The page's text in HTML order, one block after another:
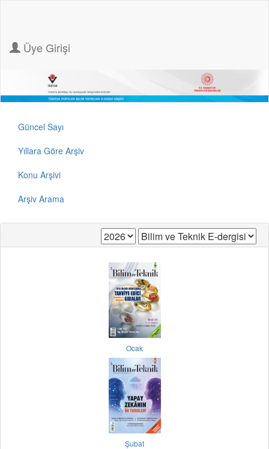
Üye Girişi
Güncel Sayı
Yıllara Göre Arşiv
Konu Arşivi
Arşiv Arama
Ocak
Şubat